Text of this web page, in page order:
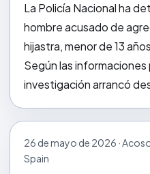
La Policía Nacional ha
hombre acusado de
hijastra, menor de 13
Según las informaciones
investigación arrancó
26 de mayo de 2026 ·
Spain